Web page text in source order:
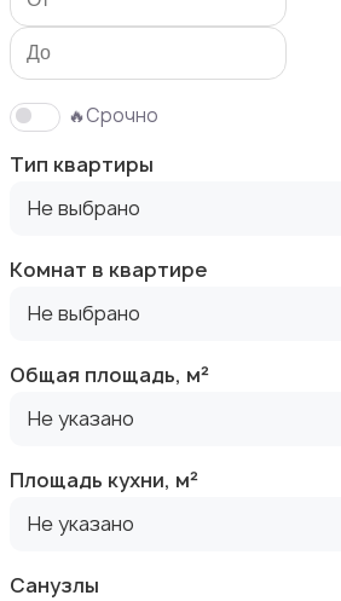
Продажа участка
Аренда комнаты длительно
🔥Срочно
Тип квартиры
Не выбрано
Комнат в квартире
Не выбрано
Общая площадь, м²
Не указано
Площадь кухни, м²
Не указано
Санузлы